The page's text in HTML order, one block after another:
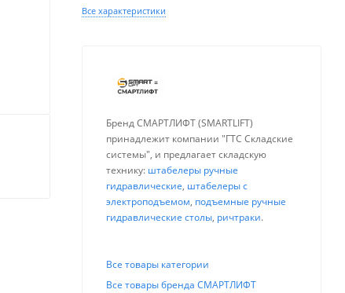
Все характеристики
Бренд СМАРТЛИФТ (SMARTLIFT)
принадлежит компании "ГТС Складские
системы", и предлагает складскую
технику: штабелеры ручные
гидравлические, штабелеры с
электроподъемом, подъемные ручные
гидравлические столы, ричтраки.
Все товары категории
Все товары бренда СМАРТЛИФТ